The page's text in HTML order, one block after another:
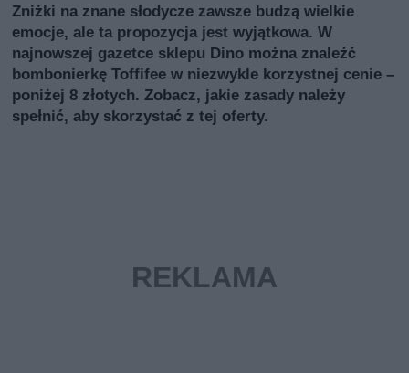
Zniżki na znane słodycze zawsze budzą wielkie
emocje, ale ta propozycja jest wyjątkowa. W
najnowszej gazetce sklepu Dino można znaleźć
bombonierkę Toffifee w niezwykle korzystnej cenie –
poniżej 8 złotych. Zobacz, jakie zasady należy
spełnić, aby skorzystać z tej oferty.